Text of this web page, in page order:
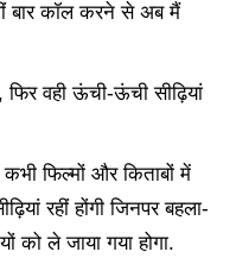
बार कॉल करने से अब मैं
वही ऊंची-ऊंची सीढ़ियां
फिल्मों और किताबों में
रहीं होंगी जिनपर बहला-
को ले जाया गया होगा.